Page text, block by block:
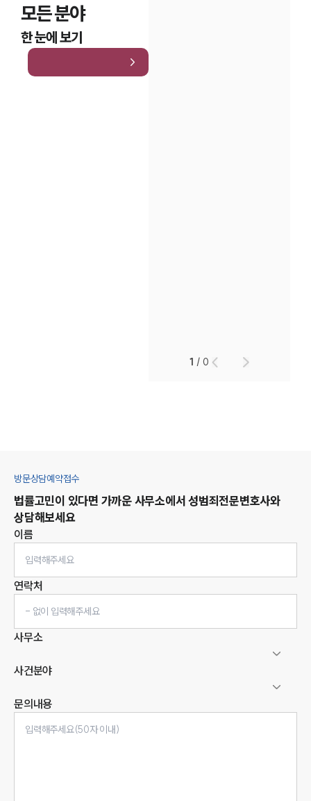
모든 분야
한 눈에 보기
1 /0
방문상담예약접수
법률고민이 있다면 가까운 사무소에서 성범죄전문변호사와
상담해보세요
이름
연락처
사무소
사건분야
문의내용